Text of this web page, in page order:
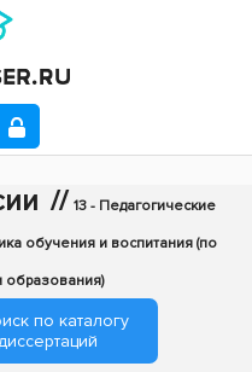
// 13 - Педагогические
обучения и воспитания (по
образования)
по каталогу